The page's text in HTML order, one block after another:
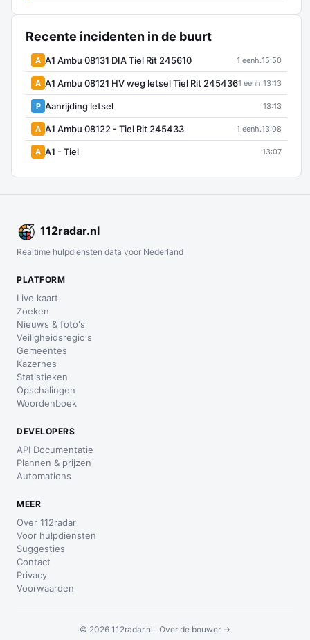
Recente incidenten in de buurt
A A1 Ambu 08131 DIA Tiel Rit 245610 1 eenh.15:50
A A1 Ambu 08121 HV weg letsel Tiel Rit 2454361 eenh.13:13
P Aanrijding letsel 13:13
A A1 Ambu 08122 - Tiel Rit 245433 1 eenh.13:08
A A1 - Tiel 13:07
112radar.nl
Realtime hulpdiensten data voor Nederland
PLATFORM
Live kaart
Zoeken
Nieuws & foto's
Veiligheidsregio's
Gemeentes
Kazernes
Statistieken
Opschalingen
Woordenboek
DEVELOPERS
API Documentatie
Plannen & prijzen
Automations
MEER
Over 112radar
Voor hulpdiensten
Suggesties
Contact
Privacy
Voorwaarden
© 2026 112radar.nl · Over de bouwer →